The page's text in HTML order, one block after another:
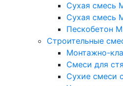
Сухая смесь
Сухая смесь
Пескобетон
Строительные
Монтажно-
Смеси для
Сухие смеси